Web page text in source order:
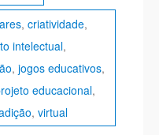
,criatividade,
intelectual,
,jogos educativos,
educacional,
,virtual